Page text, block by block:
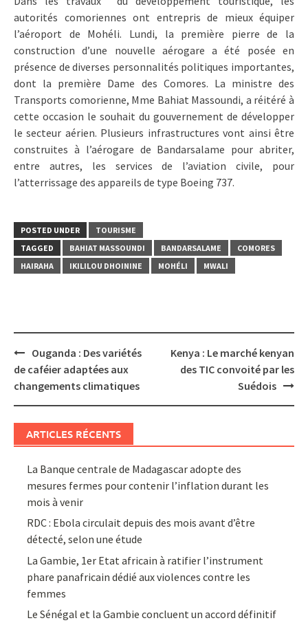
autorités comoriennes ont entrepris de mieux équiper
l’aéroport de Mohéli. Lundi, la première pierre de la
construction d’une nouvelle aérogare a été posée en
présence de diverses personnalités politiques importantes,
dont la première Dame des Comores. La ministre des
Transports comorienne, Mme Bahiat Massoundi, a réitéré à
cette occasion le souhait du gouvernement de développer
le secteur aérien. Plusieurs infrastructures vont ainsi être
construites à l’aérogare de Bandarsalame pour abriter,
entre autres, les services de l’aviation civile, pour
l’atterrissage des appareils de type Boeing 737.
POSTED UNDER
TOURISME
TAGGED
BAHIAT MASSOUNDI BANDARSALAME
COMORES
HAIRAHA
IKILILOU DHOININE MOHÉLI MWALI
Post
navigation
Ouganda : Des variétés
de caféier adaptées aux
changements climatiques
Kenya : Le marché kenyan
des TIC convoité par les
Suédois
ARTICLES RÉCENTS
La Banque centrale de Madagascar adopte des
mesures fermes pour contenir l’inflation durant les
mois à venir
RDC : Ebola circulait depuis des mois avant d’être
détecté, selon une étude
La Gambie, 1er Etat africain à ratifier l’instrument
phare panafricain dédié aux violences contre les
femmes
Le Sénégal et la Gambie concluent un accord définitif